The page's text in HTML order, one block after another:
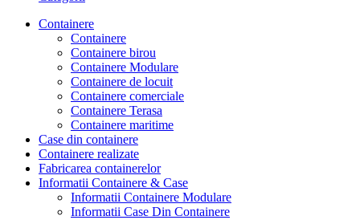
Containere
Containere
Containere birou
Containere Modulare
Containere de locuit
Containere comerciale
Containere Terasa
Containere maritime
Case din containere
Containere realizate
Fabricarea containerelor
Informatii Containere & Case
Informatii Containere Modulare
Informatii Case Din Containere